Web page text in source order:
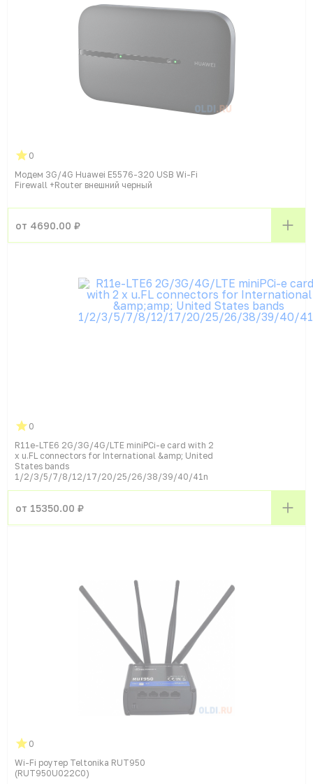
0
Модем 3G/4G Huawei E5576-320 USB Wi-Fi
Firewall +Router внешний черный
от 4690.00 ₽
0
R11e-LTE6 2G/3G/4G/LTE miniPCi-e card with 2
x u.FL connectors for International &amp; United
States bands
1/2/3/5/7/8/12/17/20/25/26/38/39/40/41n
от 15350.00 ₽
0
Wi-Fi роутер Teltonika RUT950
(RUT950U022C0)